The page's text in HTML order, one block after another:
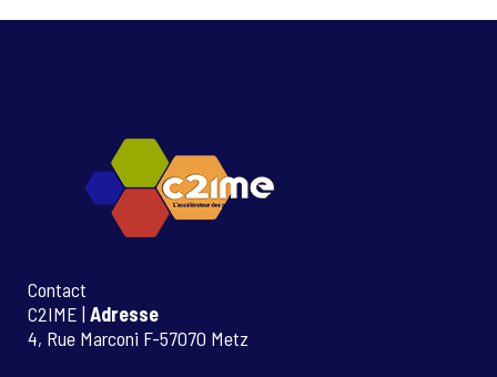
Contact
C2IME | Adresse
4, Rue Marconi F-57070 Metz